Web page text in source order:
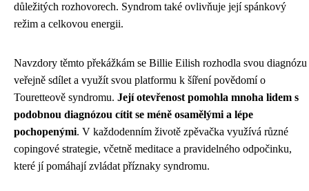
důležitých rozhovorech. Syndrom také ovlivňuje její spánkový
režim a celkovou energii.
Navzdory těmto překážkám se Billie Eilish rozhodla svou diagnózu
veřejně sdílet a využít svou platformu k šíření povědomí o
Touretteově syndromu. Její otevřenost pomohla mnoha lidem s
podobnou diagnózou cítit se méně osamělými a lépe
pochopenými. V každodenním životě zpěvačka využívá různé
copingové strategie, včetně meditace a pravidelného odpočinku,
které jí pomáhají zvládat příznaky syndromu.